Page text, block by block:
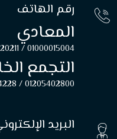
رقم الهاتف
المعادي
01000015004 /
/
التجمع
01205402800 /
/
البريد